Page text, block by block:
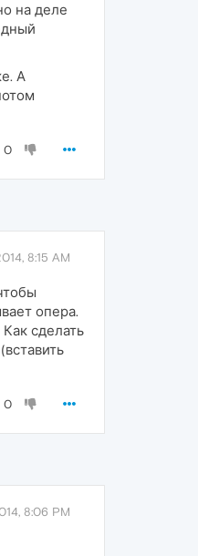
на деле
А
0
8:15 AM
опера.
сделать
0
8:06 PM